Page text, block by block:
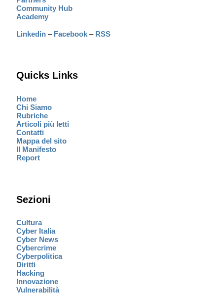
Community Hub
Academy
Linkedin – Facebook – RSS
Quicks Links
Home
Chi Siamo
Rubriche
Articoli più letti
Contatti
Mappa del sito
Il Manifesto
Report
Sezioni
Cultura
Cyber Italia
Cyber News
Cybercrime
Cyberpolitica
Diritti
Hacking
Innovazione
Vulnerabilità